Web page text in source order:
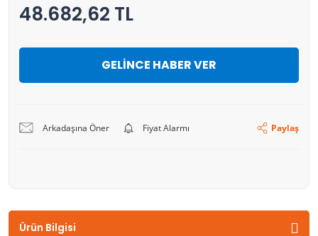
48.682,62 TL
GELİNCE HABER VER
Arkadaşına Öner Fiyat Alarmı Paylaş
Ürün Bilgisi